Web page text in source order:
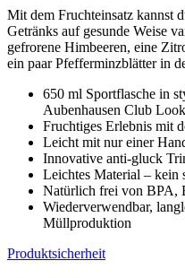
Mit dem Fruchteinsatz kannst
Getränks auf gesunde Weise
gefrorene Himbeeren, eine
ein paar Pfefferminzblätter in
650 ml Sportflasche in
Aubenhausen Club Look
Fruchtiges Erlebnis mit
Leicht mit nur einer
Innovative anti-gluck
Leichtes Material – kein
Natürlich frei von BPA,
Wiederverwendbar,
Müllproduktion
Produktsicherheit